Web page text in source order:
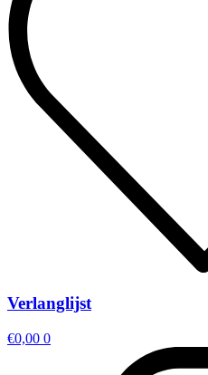
Verlanglijst
€0,00 0